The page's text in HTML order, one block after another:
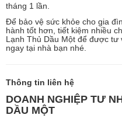
tháng 1 lần.
Để bảo vệ sức khỏe cho gia
hành tốt hơn, tiết kiệm nhiều
Lạnh Thủ Dầu Một để được tư
ngay tại nhà bạn nhé.
Thông tin liên hệ
DOANH NGHIỆP TƯ
DẦU MỘT